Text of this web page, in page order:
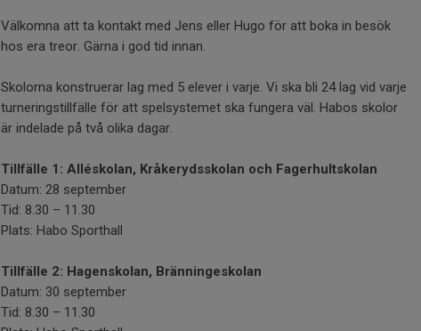
Välkomna att ta kontakt med Jens eller Hugo för att boka in besök
hos era treor. Gärna i god tid innan.
Skolorna konstruerar lag med 5 elever i varje. Vi ska bli 24 lag vid varje
turneringstillfälle för att spelsystemet ska fungera väl. Habos skolor
är indelade på två olika dagar.
Tillfälle 1: Alléskolan, Kråkerydsskolan och Fagerhultskolan
Datum: 28 september
Tid: 8.30 – 11.30
Plats: Habo Sporthall
Tillfälle 2: Hagenskolan, Bränningeskolan
Datum: 30 september
Tid: 8.30 – 11.30